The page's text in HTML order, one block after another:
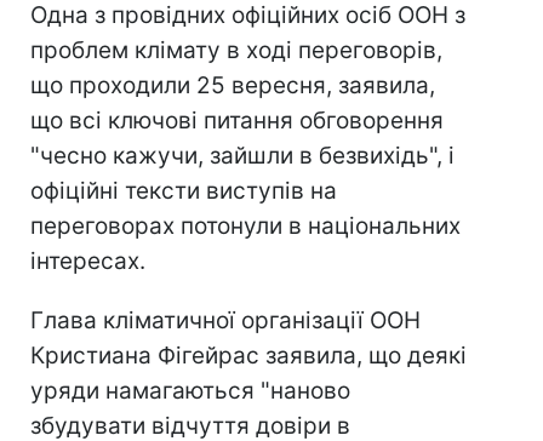
Одна з провідних офіційних осіб ООН з
проблем клімату в ході переговорів,
що проходили 25 вересня, заявила,
що всі ключові питання обговорення
"чесно кажучи, зайшли в безвихідь", і
офіційні тексти виступів на
переговорах потонули в національних
інтересах.
Глава кліматичної організації ООН
Кристиана Фігейрас заявила, що деякі
уряди намагаються "наново
збудувати відчуття довіри в